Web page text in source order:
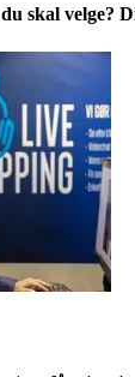
skal velge?